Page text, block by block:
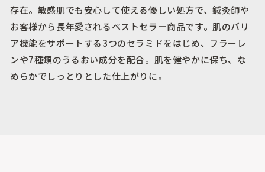
存在。敏感肌でも安心して使える優しい処方で、鍼灸師や
お客様から長年愛されるベストセラー商品です。肌のバリ
ア機能をサポートする3つのセラミドをはじめ、フラーレ
ンや7種類のうるおい成分を配合。肌を健やかに保ち、な
めらかでしっとりとした仕上がりに。